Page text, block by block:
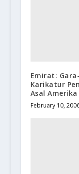
Emirat:
Karikatur
Asal
February 10,